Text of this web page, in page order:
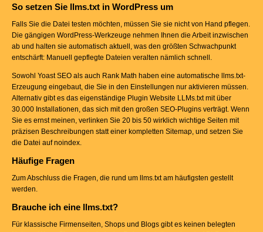
So setzen Sie llms.txt in WordPress um
Falls Sie die Datei testen möchten, müssen Sie sie nicht von Hand pflegen.
Die gängigen WordPress-Werkzeuge nehmen Ihnen die Arbeit inzwischen
ab und halten sie automatisch aktuell, was den größten Schwachpunkt
entschärft: Manuell gepflegte Dateien veralten nämlich schnell.
Sowohl Yoast SEO als auch Rank Math haben eine automatische llms.txt-
Erzeugung eingebaut, die Sie in den Einstellungen nur aktivieren müssen.
Alternativ gibt es das eigenständige Plugin Website LLMs.txt mit über
30.000 Installationen, das sich mit den großen SEO-Plugins verträgt. Wenn
Sie es ernst meinen, verlinken Sie 20 bis 50 wirklich wichtige Seiten mit
präzisen Beschreibungen statt einer kompletten Sitemap, und setzen Sie
die Datei auf noindex.
Häufige Fragen
Zum Abschluss die Fragen, die rund um llms.txt am häufigsten gestellt
werden.
Brauche ich eine llms.txt?
Für klassische Firmenseiten, Shops und Blogs gibt es keinen belegten